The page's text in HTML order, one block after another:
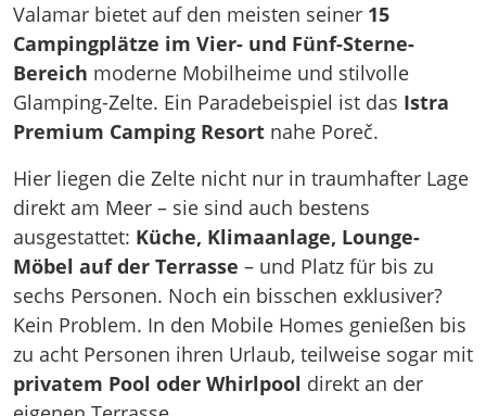
Valamar bietet auf den meisten seiner 15
Campingplätze im Vier- und Fünf-Sterne-
Bereich moderne Mobilheime und stilvolle
Glamping-Zelte. Ein Paradebeispiel ist das Istra
Premium Camping Resort nahe Poreč.
Hier liegen die Zelte nicht nur in traumhafter Lage
direkt am Meer – sie sind auch bestens
ausgestattet: Küche, Klimaanlage, Lounge-
Möbel auf der Terrasse – und Platz für bis zu
sechs Personen. Noch ein bisschen exklusiver?
Kein Problem. In den Mobile Homes genießen bis
zu acht Personen ihren Urlaub, teilweise sogar mit
privatem Pool oder Whirlpool direkt an der